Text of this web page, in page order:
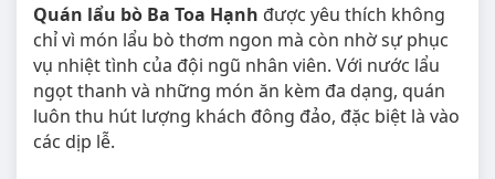
Quán lẩu bò Ba Toa Hạnh được yêu thích không
chỉ vì món lẩu bò thơm ngon mà còn nhờ sự phục
vụ nhiệt tình của đội ngũ nhân viên. Với nước lẩu
ngọt thanh và những món ăn kèm đa dạng, quán
luôn thu hút lượng khách đông đảo, đặc biệt là vào
các dịp lễ.